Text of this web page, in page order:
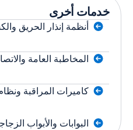
أخرى
أنظمة إنذار الحريق والكشف
المخاطبة العامة والاتصال
كاميرات المراقبة ونظام
البوابات والأبواب الزجاجية